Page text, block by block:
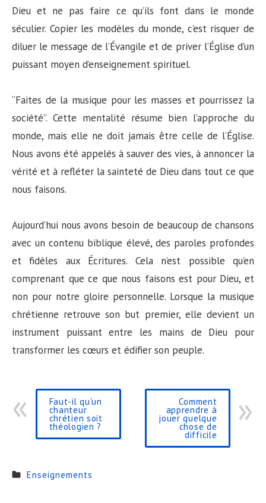
Dieu et ne pas faire ce qu’ils font dans le monde
séculier. Copier les modèles du monde, c’est risquer de
diluer le message de l’Évangile et de priver l’Église d’un
puissant moyen d’enseignement spirituel.
“Faites de la musique pour les masses et pourrissez la
société”. Cette mentalité résume bien l’approche du
monde, mais elle ne doit jamais être celle de l’Église.
Nous avons été appelés à sauver des vies, à annoncer la
vérité et à refléter la sainteté de Dieu dans tout ce que
nous faisons.
Aujourd’hui nous avons besoin de beaucoup de chansons
avec un contenu biblique élevé, des paroles profondes
et fidèles aux Écritures. Cela n’est possible qu’en
comprenant que ce que nous faisons est pour Dieu, et
non pour notre gloire personnelle. Lorsque la musique
chrétienne retrouve son but premier, elle devient un
instrument puissant entre les mains de Dieu pour
transformer les cœurs et édifier son peuple.
Faut-il qu'un
chanteur
chrétien soit
théologien ?
Comment
apprendre à
jouer quelque
chose de
difficile
Enseignements